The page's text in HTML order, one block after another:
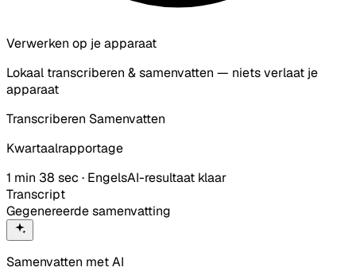
Verwerken op je apparaat
Lokaal transcriberen & samenvatten — niets verlaat je
apparaat
Transcriberen Samenvatten
Kwartaalrapportage
1 min 38 sec · EngelsAI-resultaat klaar
Transcript
Gegenereerde samenvatting
Samenvatten met AI